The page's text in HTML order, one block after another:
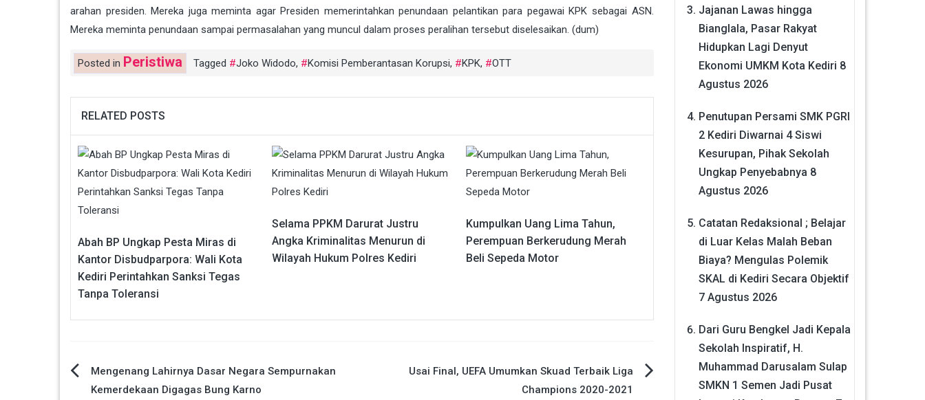
arahan presiden. Mereka juga meminta agar Presiden memerintahkan penundaan pelantikan para pegawai KPK sebagai ASN.
Mereka meminta penundaan sampai permasalahan yang muncul dalam proses peralihan tersebut diselesaikan. (dum)
Posted in Peristiwa Tagged Joko Widodo, Komisi Pemberantasan Korupsi, KPK, OTT
RELATED POSTS
Abah BP Ungkap Pesta Miras di
Kantor Disbudparpora: Wali Kota
Kediri Perintahkan Sanksi Tegas
Tanpa Toleransi
Selama PPKM Darurat Justru
Angka Kriminalitas Menurun di
Wilayah Hukum Polres Kediri
Kumpulkan Uang Lima Tahun,
Perempuan Berkerudung Merah
Beli Sepeda Motor
Navigasi
Mengenang Lahirnya Dasar Negara Sempurnakan
Kemerdekaan Digagas Bung Karno
Usai Final, UEFA Umumkan Skuad Terbaik Liga
Champions 2020-2021
Jajanan Lawas hingga
Bianglala, Pasar Rakyat
Hidupkan Lagi Denyut
Ekonomi UMKM Kota Kediri 8
Agustus 2026
Penutupan Persami SMK PGRI
2 Kediri Diwarnai 4 Siswi
Kesurupan, Pihak Sekolah
Ungkap Penyebabnya 8
Agustus 2026
Catatan Redaksional ; Belajar
di Luar Kelas Malah Beban
Biaya? Mengulas Polemik
SKAL di Kediri Secara Objektif
7 Agustus 2026
Dari Guru Bengkel Jadi Kepala
Sekolah Inspiratif, H.
Muhammad Darusalam Sulap
SMKN 1 Semen Jadi Pusat